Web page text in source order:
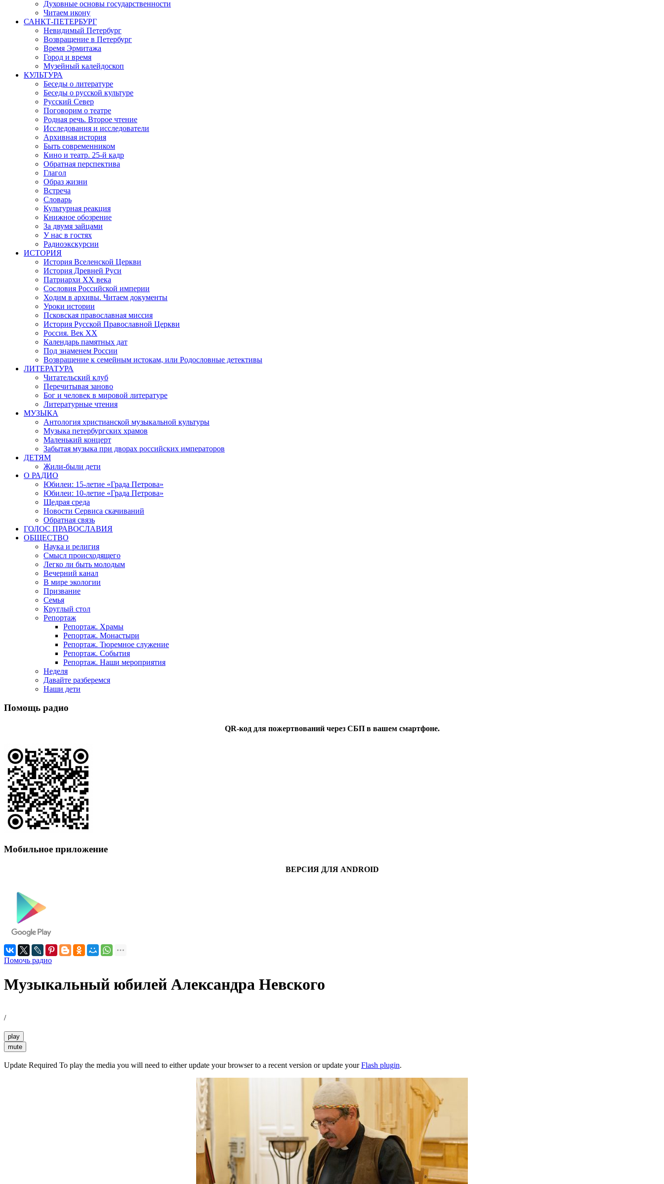
Духовные основы государственности
Читаем икону
САНКТ-ПЕТЕРБУРГ
Невидимый Петербург
Возвращение в Петербург
Время Эрмитажа
Город и время
Музейный калейдоскоп
КУЛЬТУРА
Беседы о литературе
Беседы о русской культуре
Русский Север
Поговорим о театре
Родная речь. Второе чтение
Исследования и исследователи
Архивная история
Быть современником
Кино и театр. 25-й кадр
Обратная перспектива
Глагол
Образ жизни
Встреча
Словарь
Культурная реакция
Книжное обозрение
За двумя зайцами
У нас в гостях
Радиоэкскурсии
ИСТОРИЯ
История Вселенской Церкви
История Древней Руси
Патриархи XX века
Сословия Российской империи
Ходим в архивы. Читаем документы
Уроки истории
Псковская православная миссия
История Русской Православной Церкви
Россия. Век ХХ
Календарь памятных дат
Под знаменем России
Возвращение к семейным истокам, или Родословные детективы
ЛИТЕРАТУРА
Читательский клуб
Перечитывая заново
Бог и человек в мировой литературе
Литературные чтения
МУЗЫКА
Антология христианской музыкальной культуры
Музыка петербургских храмов
Маленький концерт
Забытая музыка при дворах российских императоров
ДЕТЯМ
Жили-были дети
О РАДИО
Юбилеи: 15-летие «Града Петрова»
Юбилеи: 10-летие «Града Петрова»
Щедрая среда
Новости Сервиса скачиваний
Обратная связь
ГОЛОС ПРАВОСЛАВИЯ
ОБЩЕСТВО
Наука и религия
Смысл происходящего
Легко ли быть молодым
Вечерний канал
В мире экологии
Призвание
Семья
Круглый стол
Репортаж
Репортаж. Храмы
Репортаж. Монастыри
Репортаж. Тюремное служение
Репортаж. События
Репортаж. Наши мероприятия
Неделя
Давайте разберемся
Наши дети
Помощь радио
QR-код для пожертвований через СБП в вашем смартфоне.
Мобильное приложение
ВЕРСИЯ ДЛЯ ANDROID
Помочь радио
Музыкальный юбилей Александра Невского
/
play
mute
Update Required To play the media you will need to either update your browser to a recent version or update yourFlash plugin.